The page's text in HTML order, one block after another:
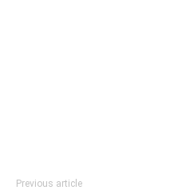
Previous article